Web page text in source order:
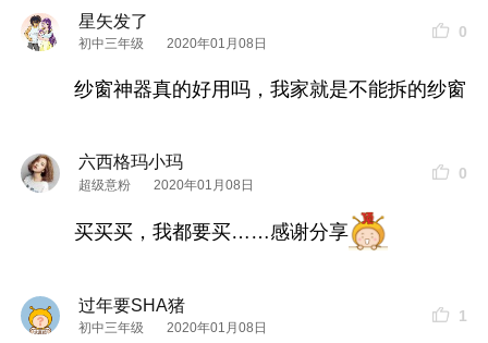
星矢发了
初中三年级 2020年01月08日
0
纱窗神器真的好用吗，我家就是不能拆的纱窗
六西格玛小玛
超级意粉 2020年01月08日
0
买买买，我都要买……感谢分享
过年要SHA猪
初中三年级 2020年01月08日
1